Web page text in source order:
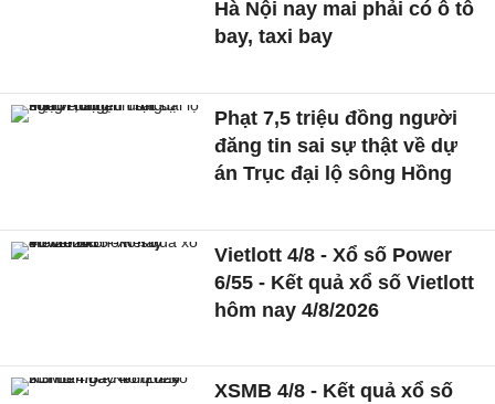
Hà Nội nay mai phải có ô tô
bay, taxi bay
Phạt 7,5 triệu đồng người
đăng tin sai sự thật về dự
án Trục đại lộ sông Hồng
Vietlott 4/8 - Xổ số Power
6/55 - Kết quả xổ số Vietlott
hôm nay 4/8/2026
XSMB 4/8 - Kết quả xổ số